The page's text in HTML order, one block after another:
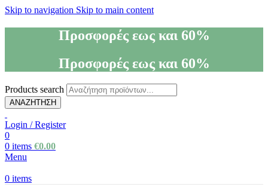
Skip to navigation Skip to main content
Προσφορές εως και 60%
Προσφορές εως και 60%
Products search
ΑΝΑΖΗΤΗΣΗ
Login / Register
0
0 items €0.00
Menu
0 items